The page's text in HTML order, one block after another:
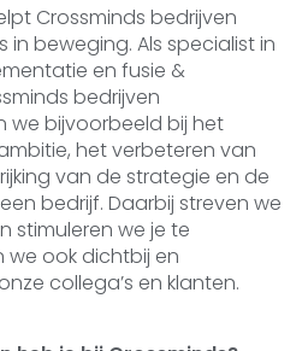
Crossminds bedrijven
beweging. Als specialist in
en fusie &
bedrijven
we bijvoorbeeld bij het
het verbeteren van
van de strategie en de
bedrijf. Daarbij streven we
stimuleren we je te
we ook dichtbij en
collega’s en klanten.